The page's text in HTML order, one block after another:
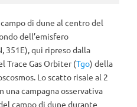
di dune al centro del
dell’emisfero
qui ripreso dalla
Trace Gas Orbiter (Tgo) della
Lo scatto risale al 2
una campagna osservativa
campo di dune durante